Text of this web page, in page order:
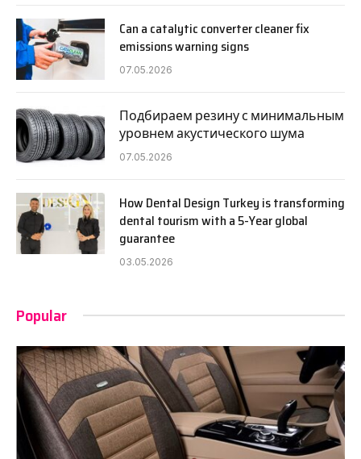
Can a catalytic converter cleaner fix
emissions warning signs
07.05.2026
Подбираем резину с минимальным
уровнем акустического шума
07.05.2026
How Dental Design Turkey is transforming
dental tourism with a 5-Year global
guarantee
03.05.2026
Popular